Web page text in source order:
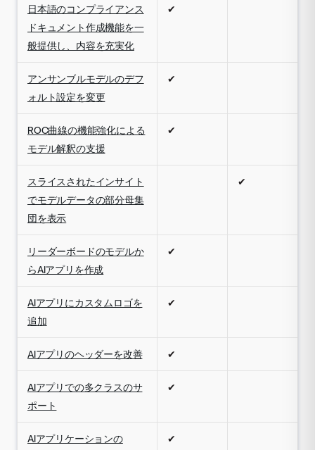
日本語のコンプライアンス
ドキュメント作成機能を一
般提供し、内容を充実化
✔
アンサンブルモデルのデフ
ォルト設定を変更
✔
ROC曲線の機能強化による
モデル解釈の支援
✔
スライスされたインサイト
でモデルデータの部分母集
団を表示
✔
リーダーボードのモデルか
らAIアプリを作成
✔
AIアプリにカスタムロゴを
追加
✔
AIアプリのヘッダーを改善 ✔
AIアプリでの多クラスのサ
ポート
✔
AIアプリケーションの
✔